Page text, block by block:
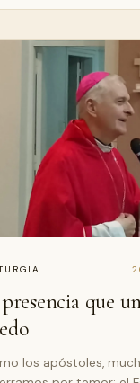
que
los apóstoles,